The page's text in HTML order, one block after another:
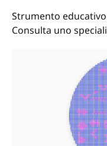
Strumento
Consulta uno